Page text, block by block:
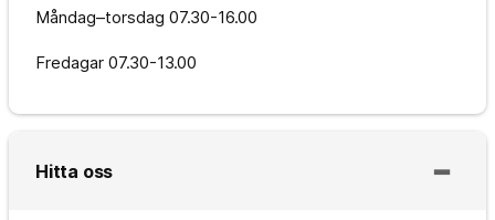
Måndag–torsdag 07.30-16.00
Fredagar 07.30-13.00
Hitta oss